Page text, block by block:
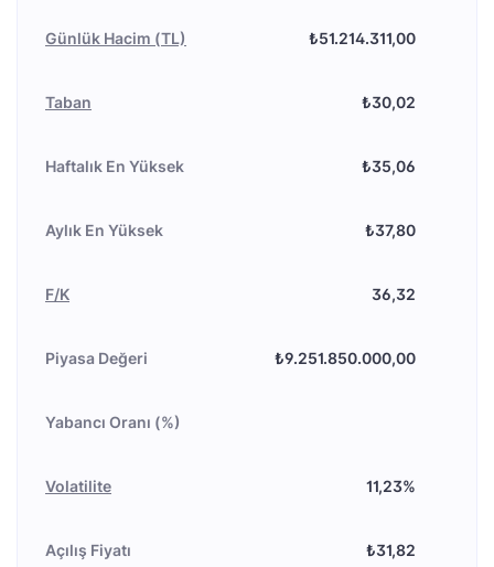
Günlük Hacim (TL) ₺51.214.311,00
Taban ₺30,02
Haftalık En Yüksek ₺35,06
Aylık En Yüksek ₺37,80
F/K 36,32
Piyasa Değeri ₺9.251.850.000,00
Yabancı Oranı (%)
Volatilite 11,23%
Açılış Fiyatı ₺31,82